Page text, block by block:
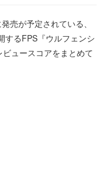
売が予定されている、
するFPS『ウルフェンシ
ュースコアをまとめて